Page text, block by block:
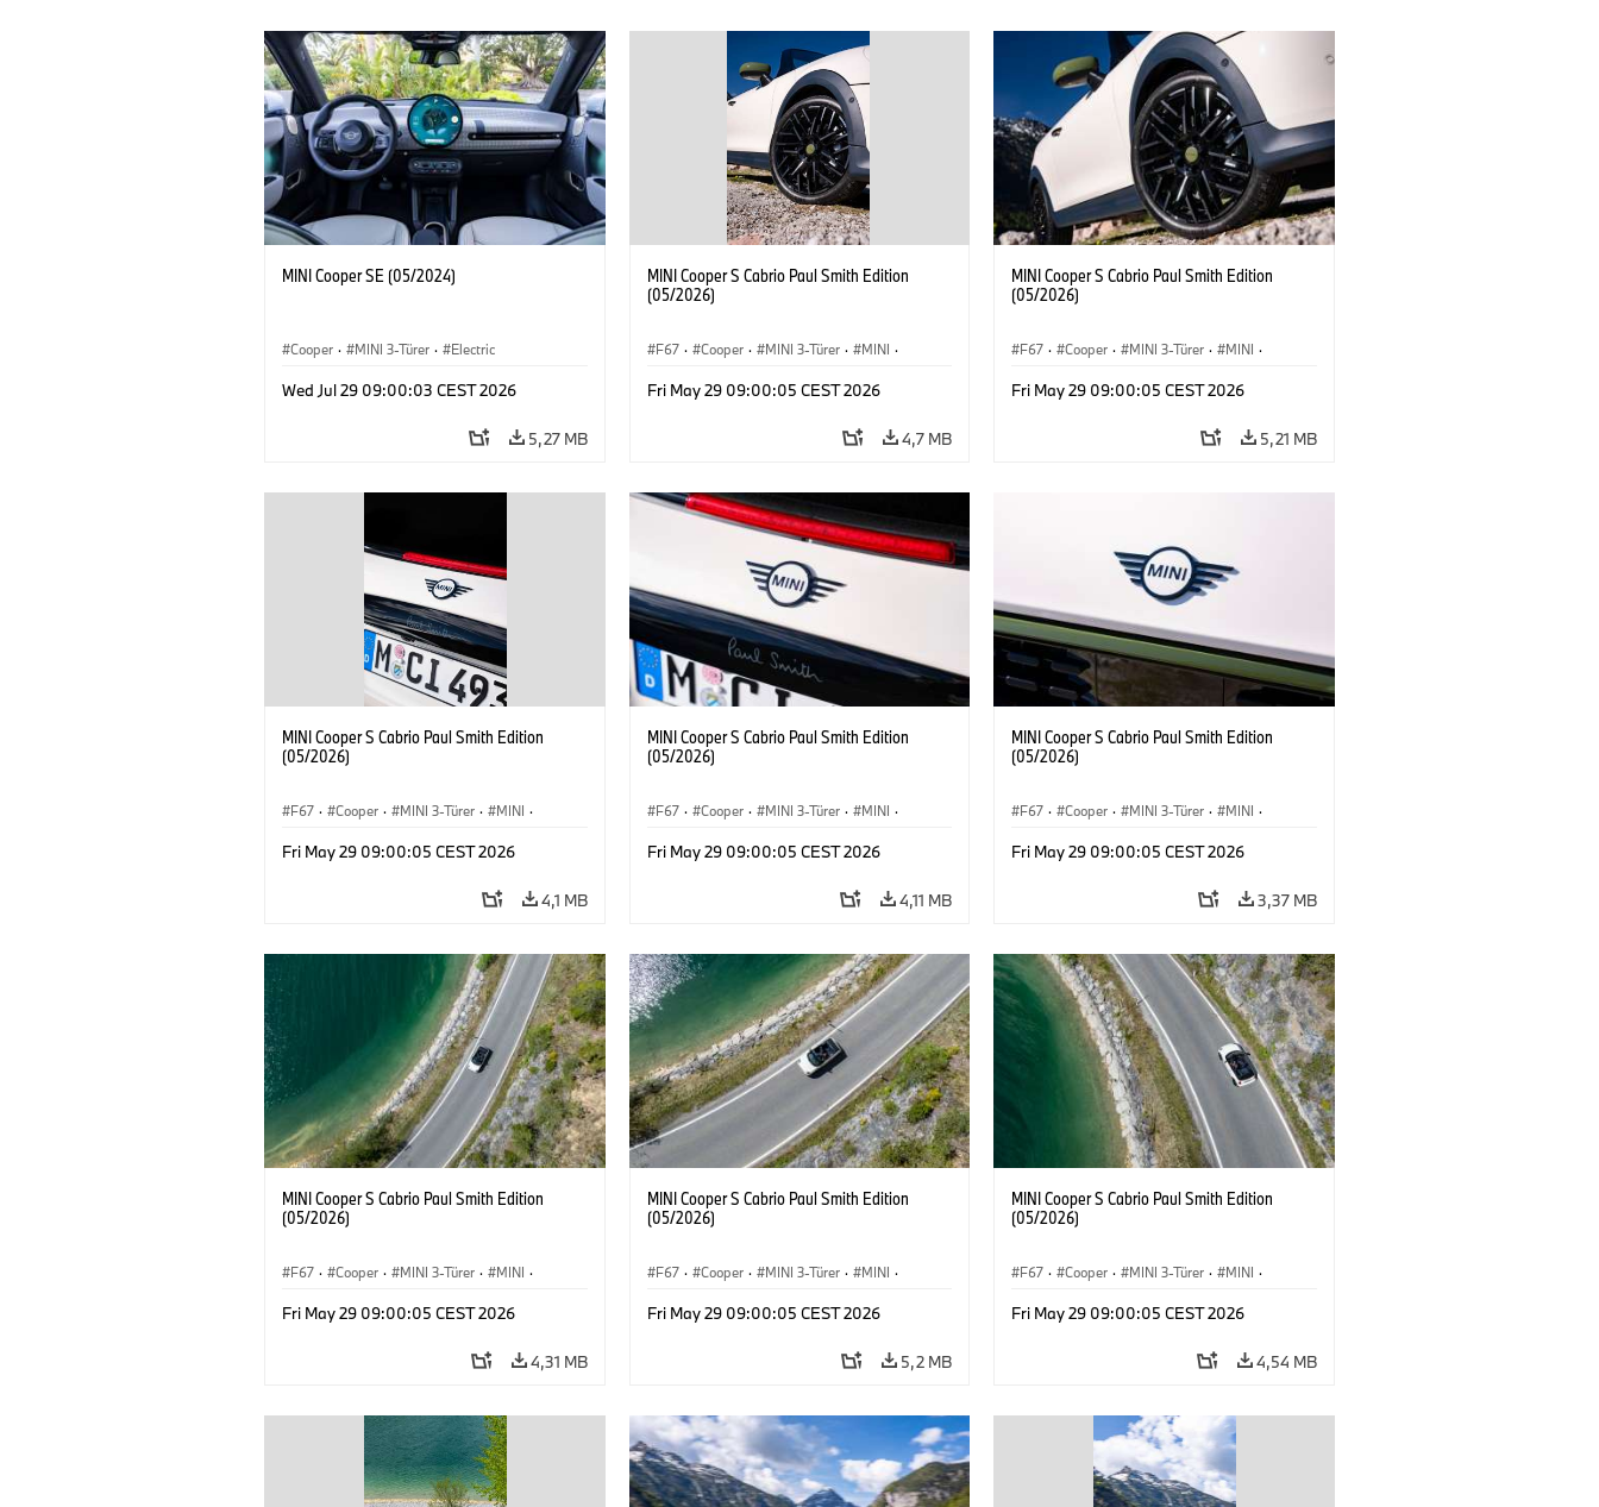
MINI Cooper SE (05/2024)
Cooper · MINI 3-Türer · Electric
Wed Jul 29 09:00:03 CEST 2026
5,27 MB
MINI Cooper S Cabrio Paul Smith Edition
(05/2026)
F67 · Cooper · MINI 3-Türer · MINI ·
Fri May 29 09:00:05 CEST 2026
4,7 MB
MINI Cooper S Cabrio Paul Smith Edition
(05/2026)
F67 · Cooper · MINI 3-Türer · MINI ·
Fri May 29 09:00:05 CEST 2026
5,21 MB
MINI Cooper S Cabrio Paul Smith Edition
(05/2026)
F67 · Cooper · MINI 3-Türer · MINI ·
Fri May 29 09:00:05 CEST 2026
4,1 MB
MINI Cooper S Cabrio Paul Smith Edition
(05/2026)
F67 · Cooper · MINI 3-Türer · MINI ·
Fri May 29 09:00:05 CEST 2026
4,11 MB
MINI Cooper S Cabrio Paul Smith Edition
(05/2026)
F67 · Cooper · MINI 3-Türer · MINI ·
Fri May 29 09:00:05 CEST 2026
3,37 MB
MINI Cooper S Cabrio Paul Smith Edition
(05/2026)
F67 · Cooper · MINI 3-Türer · MINI ·
Fri May 29 09:00:05 CEST 2026
4,31 MB
MINI Cooper S Cabrio Paul Smith Edition
(05/2026)
F67 · Cooper · MINI 3-Türer · MINI ·
Fri May 29 09:00:05 CEST 2026
5,2 MB
MINI Cooper S Cabrio Paul Smith Edition
(05/2026)
F67 · Cooper · MINI 3-Türer · MINI ·
Fri May 29 09:00:05 CEST 2026
4,54 MB